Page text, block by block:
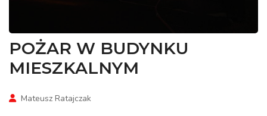
POŻAR W BUDYNKU
MIESZKALNYM
Mateusz Ratajczak